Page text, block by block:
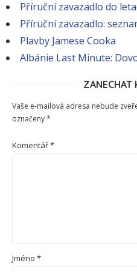
Příruční zavazadlo do
Příruční zavazadlo:
Plavby Jamese Cooka
Albánie Last Minute:
ZANECHAT
Vaše e-mailová adresa nebude
označeny*
Komentář*
Jméno *